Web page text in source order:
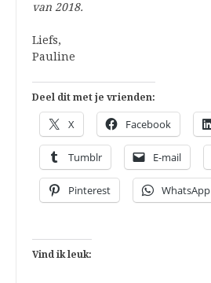
van 2018.
Liefs,
Pauline
Deel dit met je vrienden:
X Facebook
Tumblr E-mail
Pinterest WhatsApp
Vind ik leuk: